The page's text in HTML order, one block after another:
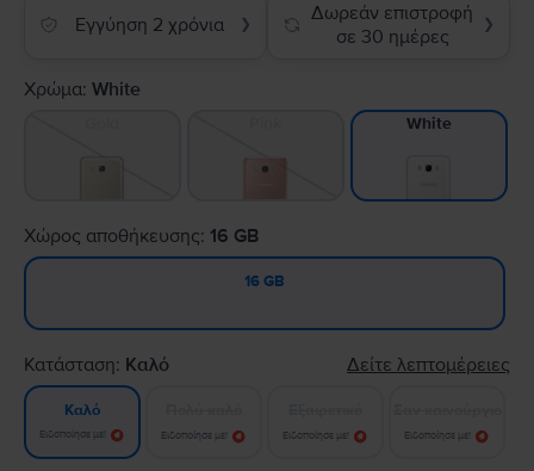
Εγγύηση 2 χρόνια ❯
Δωρεάν επιστροφή
σε 30 ημέρες
❯
Χρώμα: White
White
Χώρος αποθήκευσης: 16 GB
16 GB
Κατάσταση: Καλό Δείτε λεπτομέρειες
Καλό
Ειδοποίησε με! Ειδοποίησε με! Ειδοποίησε με! Ειδοποίησε με!